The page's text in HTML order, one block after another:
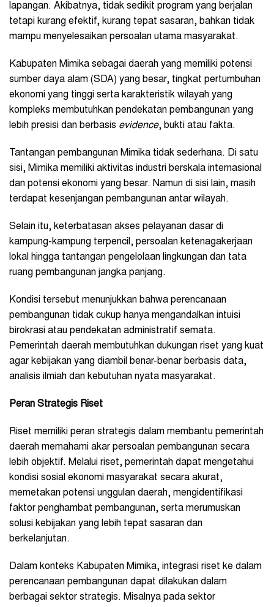
lapangan. Akibatnya, tidak sedikit program yang berjalan
tetapi kurang efektif, kurang tepat sasaran, bahkan tidak
mampu menyelesaikan persoalan utama masyarakat.
Kabupaten Mimika sebagai daerah yang memiliki potensi
sumber daya alam (SDA) yang besar, tingkat pertumbuhan
ekonomi yang tinggi serta karakteristik wilayah yang
kompleks membutuhkan pendekatan pembangunan yang
lebih presisi dan berbasis evidence, bukti atau fakta.
Tantangan pembangunan Mimika tidak sederhana. Di satu
sisi, Mimika memiliki aktivitas industri berskala internasional
dan potensi ekonomi yang besar. Namun di sisi lain, masih
terdapat kesenjangan pembangunan antar wilayah.
Selain itu, keterbatasan akses pelayanan dasar di
kampung-kampung terpencil, persoalan ketenagakerjaan
lokal hingga tantangan pengelolaan lingkungan dan tata
ruang pembangunan jangka panjang.
Kondisi tersebut menunjukkan bahwa perencanaan
pembangunan tidak cukup hanya mengandalkan intuisi
birokrasi atau pendekatan administratif semata.
Pemerintah daerah membutuhkan dukungan riset yang kuat
agar kebijakan yang diambil benar-benar berbasis data,
analisis ilmiah dan kebutuhan nyata masyarakat.
Peran Strategis Riset
Riset memiliki peran strategis dalam membantu pemerintah
daerah memahami akar persoalan pembangunan secara
lebih objektif. Melalui riset, pemerintah dapat mengetahui
kondisi sosial ekonomi masyarakat secara akurat,
memetakan potensi unggulan daerah, mengidentifikasi
faktor penghambat pembangunan, serta merumuskan
solusi kebijakan yang lebih tepat sasaran dan
berkelanjutan.
Dalam konteks Kabupaten Mimika, integrasi riset ke dalam
perencanaan pembangunan dapat dilakukan dalam
berbagai sektor strategis. Misalnya pada sektor